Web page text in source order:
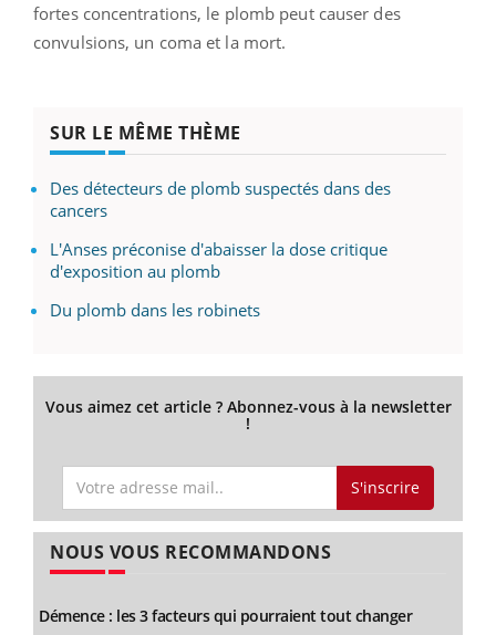
fortes concentrations, le plomb peut causer des
convulsions, un coma et la mort.
SUR LE MÊME THÈME
Des détecteurs de plomb suspectés dans des
cancers
L'Anses préconise d'abaisser la dose critique
d'exposition au plomb
Du plomb dans les robinets
Vous aimez cet article ? Abonnez-vous à la newsletter
!
S'inscrire
NOUS VOUS RECOMMANDONS
Démence : les 3 facteurs qui pourraient tout changer